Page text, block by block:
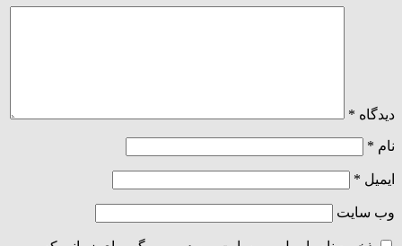
دیدگاه *
نام *
ایمیل *
وب‌ سایت